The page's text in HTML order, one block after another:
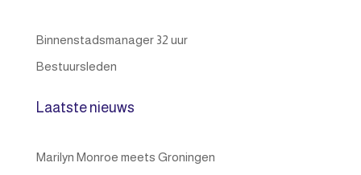
Binnenstadsmanager 32 uur
Bestuursleden
Laatste nieuws
Marilyn Monroe meets Groningen